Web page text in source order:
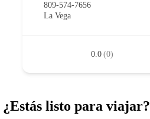
809-574-7656
La Vega
0.0 (0)
¿Estás listo para viajar?